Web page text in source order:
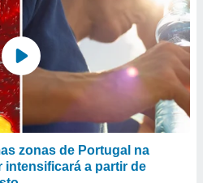
zonas de Portugal na
intensificará a partir de